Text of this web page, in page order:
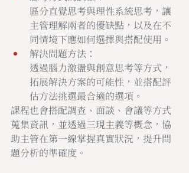
區分直覺思考與理性系統思考，讓
主管理解兩者的優缺點，以及在不
同情境下應如何選擇與搭配使用。
解決問題方法：
透過腦力激盪與創意思考等方式，
拓展解決方案的可能性，並搭配評
估方法挑選最合適的選項。
課程也會搭配調查、面談、會議等方式
蒐集資訊，並透過三現主義等概念，協
助主管在第一線掌握真實狀況，提升問
題分析的準確度。